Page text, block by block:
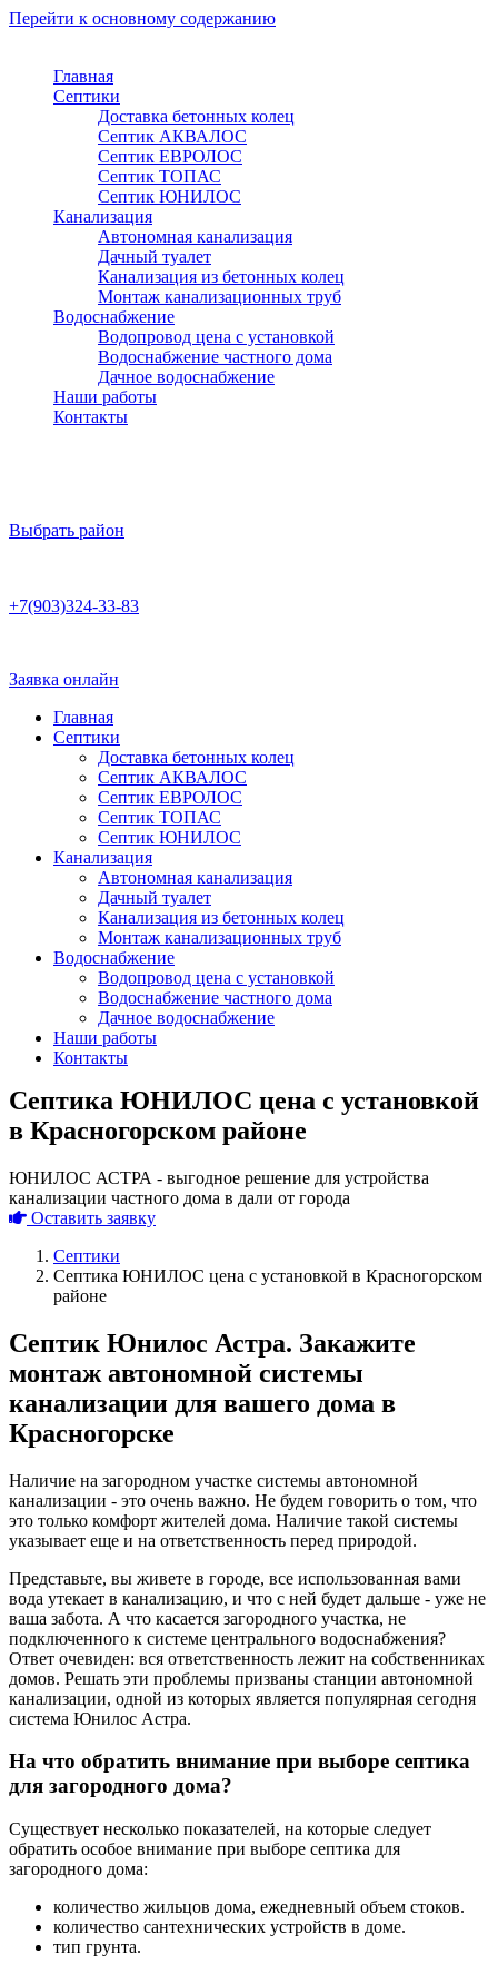
Перейти к основному содержанию
Главная
Септики
Доставка бетонных колец
Септик АКВАЛОС
Септик ЕВРОЛОС
Септик ТОПАС
Септик ЮНИЛОС
Канализация
Автономная канализация
Дачный туалет
Канализация из бетонных колец
Монтаж канализационных труб
Водоснабжение
Водопровод цена с установкой
Водоснабжение частного дома
Дачное водоснабжение
Наши работы
Контакты
Выбрать район
+7(903)324-33-83
Заявка онлайн
Главная
Септики
Доставка бетонных колец
Септик АКВАЛОС
Септик ЕВРОЛОС
Септик ТОПАС
Септик ЮНИЛОС
Канализация
Автономная канализация
Дачный туалет
Канализация из бетонных колец
Монтаж канализационных труб
Водоснабжение
Водопровод цена с установкой
Водоснабжение частного дома
Дачное водоснабжение
Наши работы
Контакты
Септика ЮНИЛОС цена с установкой
в Красногорском районе
ЮНИЛОС АСТРА - выгодное решение для устройства
канализации частного дома в дали от города
Оставить заявку
Септики
Септика ЮНИЛОС цена с установкой в Красногорском
районе
Септик Юнилос Астра. Закажите
монтаж автономной системы
канализации для вашего дома в
Красногорске
Наличие на загородном участке системы автономной
канализации - это очень важно. Не будем говорить о том, что
это только комфорт жителей дома. Наличие такой системы
указывает еще и на ответственность перед природой.
Представьте, вы живете в городе, все использованная вами
вода утекает в канализацию, и что с ней будет дальше - уже не
ваша забота. А что касается загородного участка, не
подключенного к системе центрального водоснабжения?
Ответ очевиден: вся ответственность лежит на собственниках
домов. Решать эти проблемы призваны станции автономной
канализации, одной из которых является популярная сегодня
система Юнилос Астра.
На что обратить внимание при выборе септика
для загородного дома?
Существует несколько показателей, на которые следует
обратить особое внимание при выборе септика для
загородного дома:
количество жильцов дома, ежедневный объем стоков.
количество сантехнических устройств в доме.
тип грунта.